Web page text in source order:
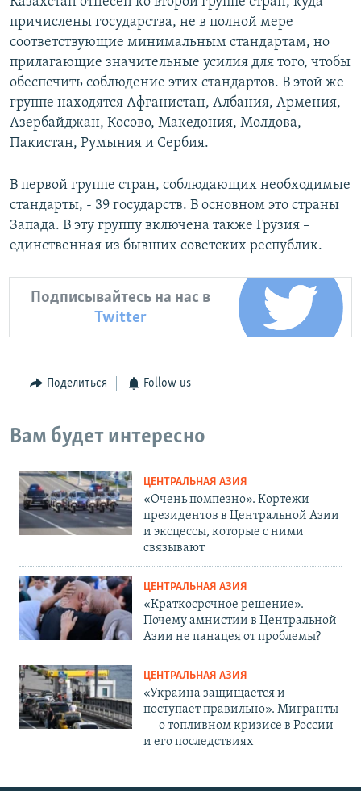
причислены государства, не в полной мере
соответствующие минимальным стандартам, но
прилагающие значительные усилия для того, чтобы
обеспечить соблюдение этих стандартов. В этой же
группе находятся Афганистан, Албания, Армения,
Азербайджан, Косово, Македония, Молдова,
Пакистан, Румыния и Сербия.
В первой группе стран, соблюдающих необходимые
стандарты, - 39 государств. В основном это страны
Запада. В эту группу включена также Грузия –
единственная из бывших советских республик.
Подписывайтесь на нас в
Twitter
Поделиться Follow us
Вам будет интересно
ЦЕНТРАЛЬНАЯ АЗИЯ
«Очень помпезно». Кортежи
президентов в Центральной Азии
и эксцессы, которые с ними
связывают
ЦЕНТРАЛЬНАЯ АЗИЯ
«Краткосрочное решение».
Почему амнистии в Центральной
Азии не панацея от проблемы?
ЦЕНТРАЛЬНАЯ АЗИЯ
«Украина защищается и
поступает правильно». Мигранты
— о топливном кризисе в России
и его последствиях